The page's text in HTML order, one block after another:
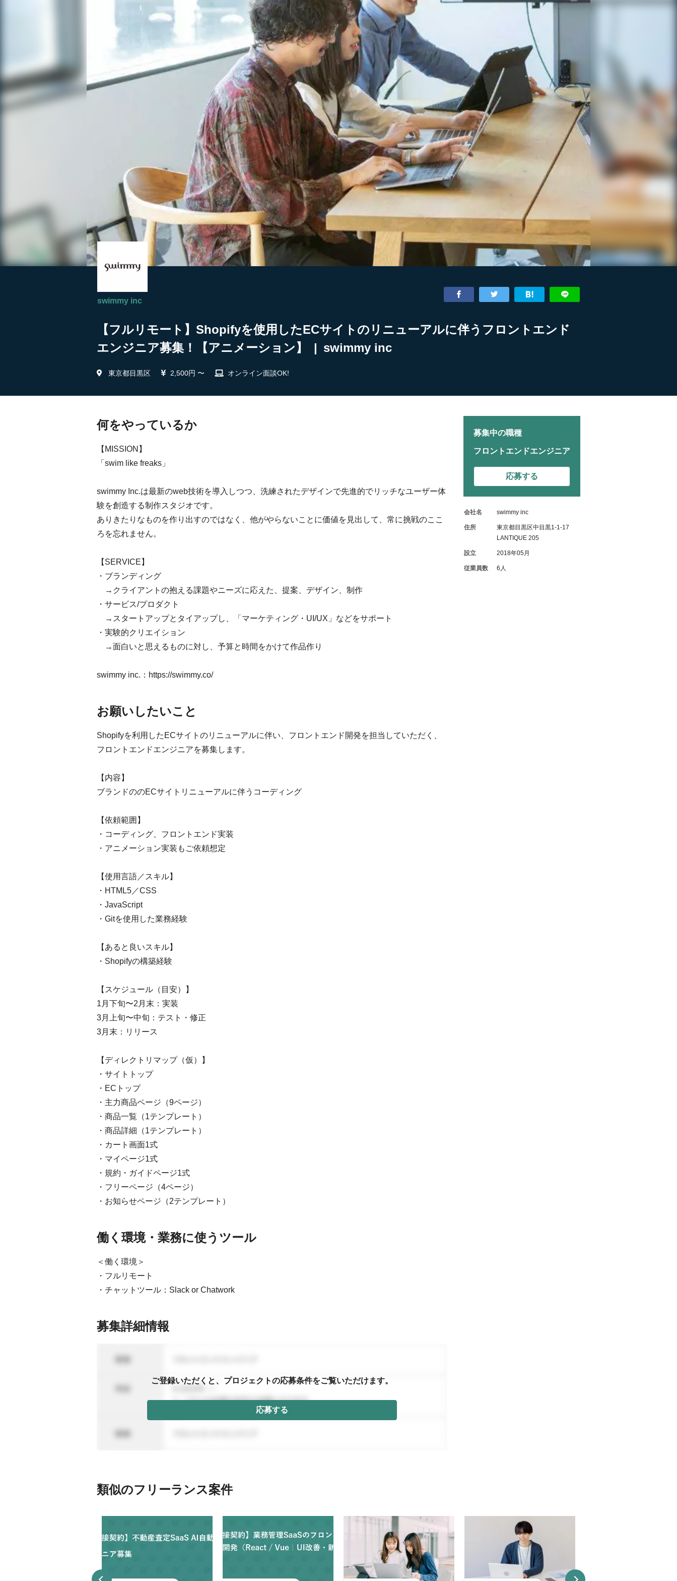
swimmy inc
【フルリモート】Shopifyを使用したECサイトのリニューアルに伴うフロントエンド
エンジニア募集！【アニメーション】 | swimmy inc
東京都目黒区 2,500円 〜 オンライン面談OK!
何をやっているか
【MISSION】
「swim like freaks」
swimmy Inc.は最新のweb技術を導入しつつ、洗練されたデザインで先進的でリッチなユーザー体
験を創造する制作スタジオです。
ありきたりなものを作り出すのではなく、他がやらないことに価値を見出して、常に挑戦のここ
ろを忘れません。
【SERVICE】
・ブランディング
→クライアントの抱える課題やニーズに応えた、提案、デザイン、制作
・サービス/プロダクト
→スタートアップとタイアップし、「マーケティング・UI/UX」などをサポート
・実験的クリエイション
→面白いと思えるものに対し、予算と時間をかけて作品作り
swimmy inc.： https://swimmy.co/
お願いしたいこと
Shopifyを利用したECサイトのリニューアルに伴い、フロントエンド開発を担当していただく、
フロントエンドエンジニアを募集します。
【内容】
ブランドののECサイトリニューアルに伴うコーディング
【依頼範囲】
・コーディング、フロントエンド実装
・アニメーション実装もご依頼想定
【使用言語／スキル】
・HTML5／CSS
・JavaScript
・Gitを使用した業務経験
【あると良いスキル】
・Shopifyの構築経験
【スケジュール（目安）】
1月下旬〜2月末：実装
3月上旬〜中旬：テスト・修正
3月末：リリース
【ディレクトリマップ（仮）】
・サイトトップ
・ECトップ
・主力商品ページ（9ページ）
・商品一覧（1テンプレート）
・商品詳細（1テンプレート）
・カート画面1式
・マイページ1式
・規約・ガイドページ1式
・フリーページ（4ページ）
・お知らせページ（2テンプレート）
働く環境・業務に使うツール
＜働く環境＞
・フルリモート
・チャットツール：Slack or Chatwork
募集詳細情報
ご登録いただくと、プロジェクトの応募条件をご覧いただけます。
応募する
募集中の職種
フロントエンドエンジニア
応募する
会社名 swimmy inc
住所
東京都目黒区中目黒1-1-17
LANTIQUE 205
設立 2018年05月
従業員数 6人
類似のフリーランス案件